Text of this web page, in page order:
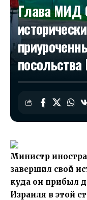
Глава МИД
Министр
завершил свой
куда он прибыл
Израиля в этой